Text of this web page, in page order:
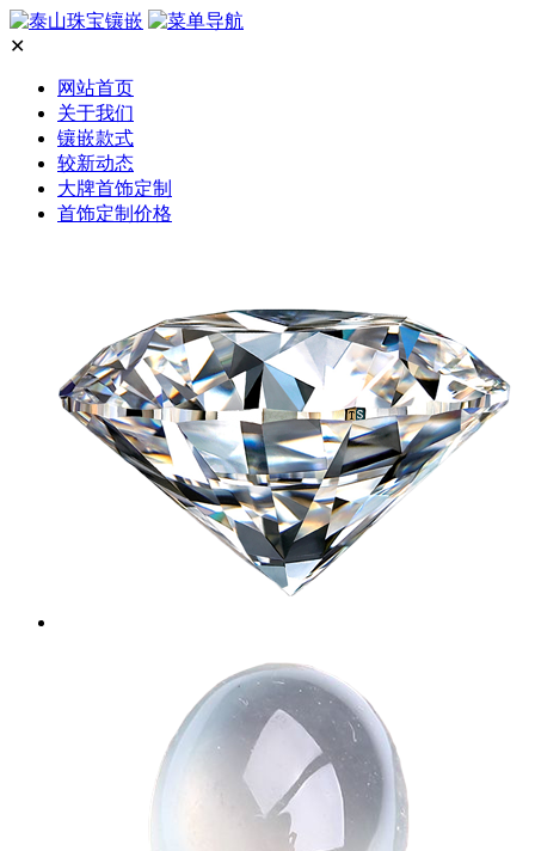
✕
网站首页
关于我们
镶嵌款式
较新动态
大牌首饰定制
首饰定制价格